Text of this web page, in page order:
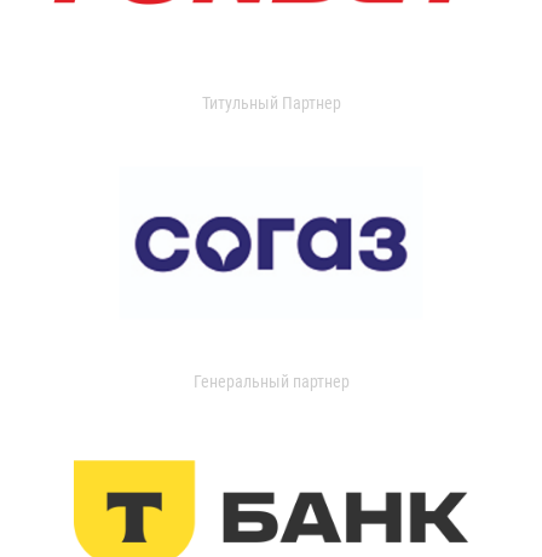
Титульный Партнер
Генеральный партнер